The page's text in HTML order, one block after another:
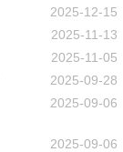
2025-12-15
2025-11-13
2025-11-05
2025-09-28
2025-09-06
2025-09-06